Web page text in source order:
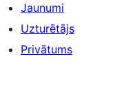
Jaunumi
Uzturētājs
Privātums